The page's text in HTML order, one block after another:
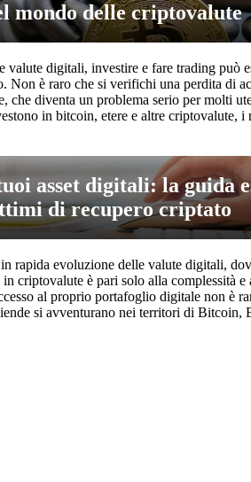
mondo delle criptovalute
valute digitali, investire e fare trading può
Non è raro che si verifichi una perdita di
che diventa un problema serio per molti
in bitcoin, etere e altre criptovalute, i
asset digitali: la guida
di recupero criptato
rapida evoluzione delle valute digitali,
criptovalute è pari solo alla complessità
al proprio portafoglio digitale non è
si avventurano nei territori di Bitcoin,